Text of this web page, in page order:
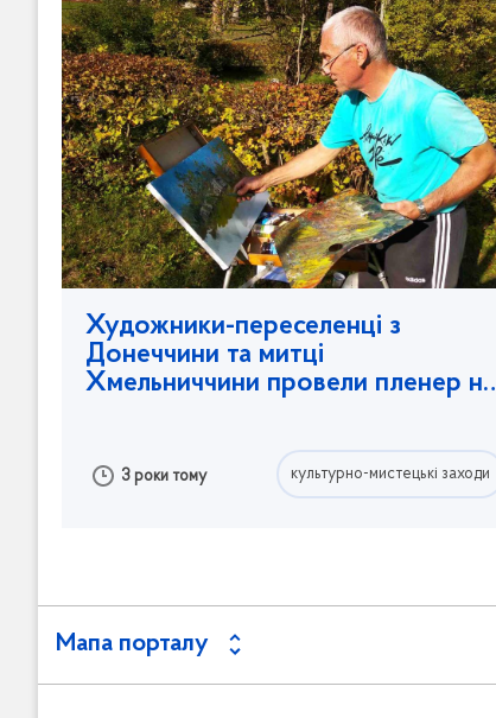
Художники-переселенці з
Донеччини та митці
Хмельниччини провели пленер на
3 роки тому культурно-мистецькі заходи
Мапа порталу